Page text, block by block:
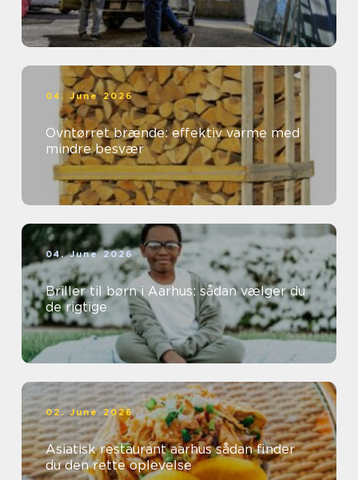
04. June 2026
Ovntørret brænde: effektiv varme med
mindre besvær
04. June 2026
Briller til børn i Aarhus: sådan vælger du
de rigtige
02. June 2026
Asiatisk restaurant aarhus sådan finder
du den rette oplevelse